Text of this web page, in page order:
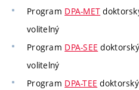
Program DPA-MET
volitelný
Program DPA-SEE
volitelný
Program DPA-TEE